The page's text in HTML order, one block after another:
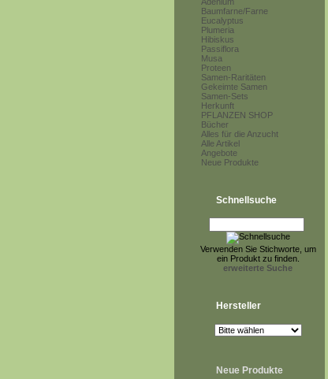
Baumfarne/Farne
Eucalyptus
Plumeria
Hibiskus
Passiflora
Musa
Proteen
Samen-Raritäten
Gekeimte Samen
Samen-Sets
Herkunft
PFLANZEN SHOP
Bücher
Alles für die Anzucht
Alle Artikel
Angebote
Neue Produkte
Schnellsuche
Verwenden Sie Stichworte, um
ein Produkt zu finden.
erweiterte Suche
Hersteller
Neue Produkte